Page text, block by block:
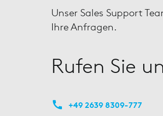
Unser Sales Support
Ihre Anfragen.
Rufen Sie
+49 2639 8309-777